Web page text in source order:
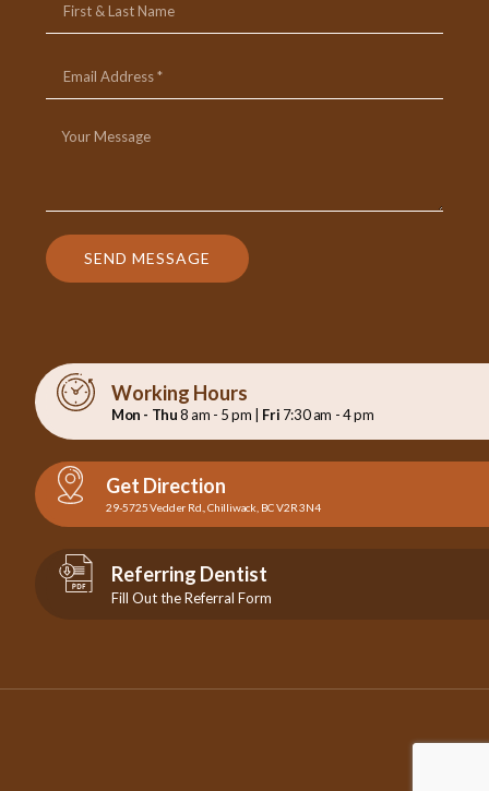
SEND MESSAGE
Working Hours
Mon - Thu8 am - 5 pm | Fri 7:30 am - 4 pm
Get Direction
29-5725 Vedder Rd., Chilliwack, BC V2R 3N4
Referring Dentist
Fill Out the Referral Form